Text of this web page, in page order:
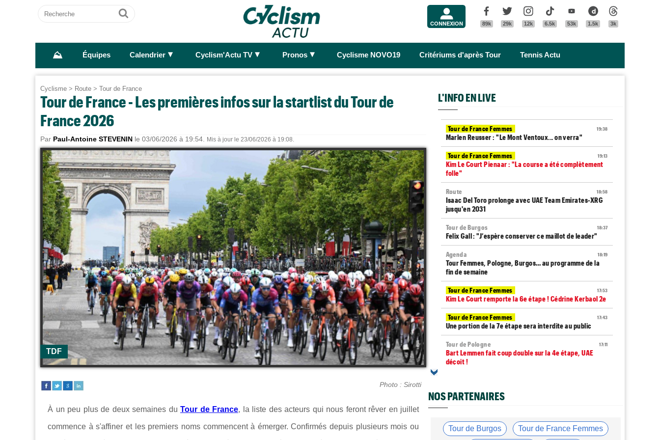
Recherche
Ok CONNEXION
Facebook
89k
Twitter
29k
Instagram
12k
Tik Tok
6.5k
Youtube
53k
Dailymotion
1.5k 3k
⛰ Équipes Calendrier ► Cyclism'Actu TV ► Pronos ► Cyclisme NOVO19 Critériums d'après Tour Tennis Actu
Cyclisme > Route > Tour de France
Tour de France - Les premières infos sur la startlist du Tour de
France 2026
Par Paul-Antoine STEVENIN le 03/06/2026 à 19:54. Mis à jour le 23/06/2026 à 19:08.
TDF
Photo : Sirotti
À un peu plus de deux semaines du Tour de France, la liste des acteurs qui nous feront rêver en juillet
commence à s'affiner et les premiers noms commencent à émerger. Confirmés depuis plusieurs mois ou
L'INFO EN LIVE
19:38
Tour de France Femmes
Marlen Reusser : "Le Mont Ventoux... on verra"
19:13
Tour de France Femmes
Kim Le Court Pienaar : "La course a été complètement
folle"
18:58
Route
Isaac Del Toro prolonge avec UAE Team Emirates-XRG
jusqu'en 2031
18:37
Tour de Burgos
Felix Gall : "J’espère conserver ce maillot de leader"
18:19
Agenda
Tour Femmes, Pologne, Burgos… au programme de la
fin de semaine
17:53
Tour de France Femmes
Kim Le Court remporte la 6e étape ! Cédrine Kerbaol 2e
17:43
Tour de France Femmes
Une portion de la 7e étape sera interdite au public
17:11
Tour de Pologne
Bart Lemmen fait coup double sur la 4e étape, UAE
déçoit !
9,99€ pour 1 an
Felix Gall remporte la 3e étape et prend les commandes
du général
NOS PARTENAIRES
Tour de Burgos Tour de France Femmes